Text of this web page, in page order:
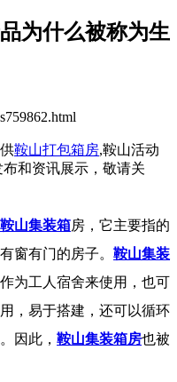
为什么被称为生
鞍山打包箱房,鞍山活动
和资讯展示，敬请关
鞍山集装箱房，它主要指的
窗有门的房子。 鞍山集装
为工人宿舍来使用，也可
，易于搭建，还可以循环
因此， 鞍山集装箱房也被